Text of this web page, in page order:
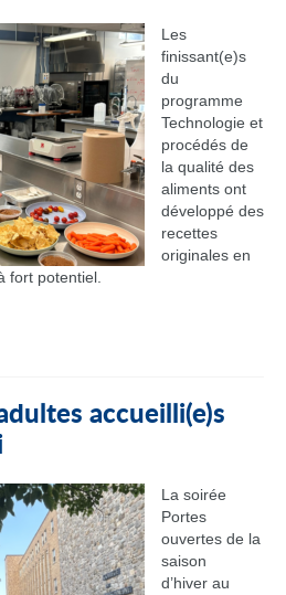
Les
finissant(e)s
du
programme
Technologie et
procédés de
la qualité des
aliments ont
développé des
recettes
originales en
fort potentiel.
accueilli(e)s
La soirée
Portes
ouvertes de la
saison
d’hiver au